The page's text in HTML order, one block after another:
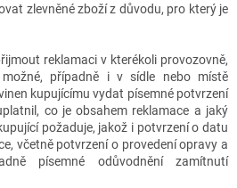
zlevněné zboží z důvodu, pro který je
reklamaci v kterékoli provozovně,
případně i v sídle nebo místě
kupujícímu vydat písemné potvrzení
co je obsahem reklamace a jaký
požaduje, jakož i potvrzení o datu
včetně potvrzení o provedení opravy a
písemné odůvodnění zamítnutí